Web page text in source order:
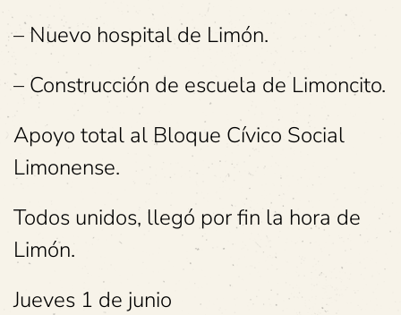
– Nuevo hospital de Limón.
– Construcción de escuela de Limoncito.
Apoyo total al Bloque Cívico Social
Limonense.
Todos unidos, llegó por fin la hora de
Limón.
Jueves 1 de junio